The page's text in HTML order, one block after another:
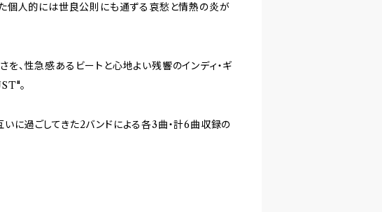
た個人的には世良公則にも通ずる哀愁と情熱の炎が
を、性急感あるビートと心地よい残響のインディ・ギ
。
に過ごしてきた2バンドによる各3曲・計6曲収録の